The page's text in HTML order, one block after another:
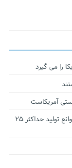
را می گیرد
آمریکاست
سخنگوی کمیسیون اقتصادی مجلس: قانون رفع موانع تولید حداکثر ۲۵